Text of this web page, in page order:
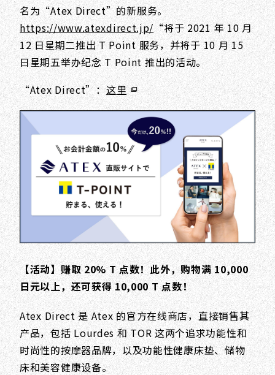
名为“Atex Direct”的新服务。
https://www.atexdirect.jp/“将于 2021 年 10 月
12 日星期二推出 T Point 服务，并将于 10 月 15
日星期五举办纪念 T Point 推出的活动。
“Atex Direct”：这里
【活动】赚取 20% T 点数！此外，购物满 10,000
日元以上，还可获得 10,000 T 点数！
Atex Direct 是 Atex 的官方在线商店，直接销售其
产品，包括 Lourdes 和 TOR 这两个追求功能性和
时尚性的按摩器品牌，以及功能性健康床垫、储物
床和美容健康设备。